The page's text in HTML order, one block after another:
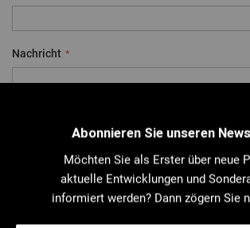
Nachricht
Abonnieren Sie unseren
Möchten Sie als Erster über neue
aktuelle Entwicklungen und
informiert werden? Dann zögern Sie